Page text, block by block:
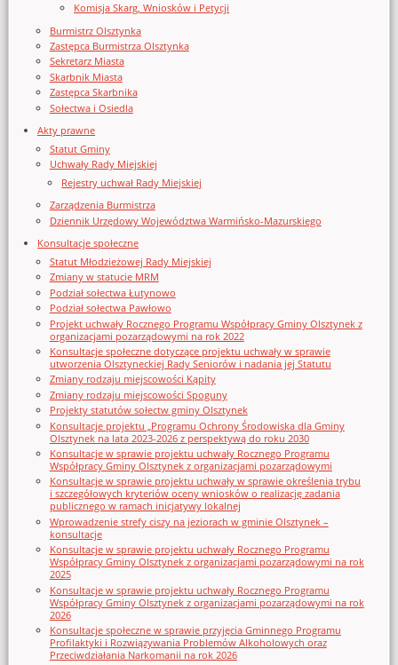
Komisja Skarg, Wniosków i Petycji
Burmistrz Olsztynka
Zastępca Burmistrza Olsztynka
Sekretarz Miasta
Skarbnik Miasta
Zastępca Skarbnika
Sołectwa i Osiedla
Akty prawne
Statut Gminy
Uchwały Rady Miejskiej
Rejestry uchwał Rady Miejskiej
Zarządzenia Burmistrza
Dziennik Urzędowy Województwa Warmińsko-Mazurskiego
Konsultacje społeczne
Statut Młodzieżowej Rady Miejskiej
Zmiany w statucie MRM
Podział sołectwa Łutynowo
Podział sołectwa Pawłowo
Projekt uchwały Rocznego Programu Współpracy Gminy Olsztynek z
organizacjami pozarządowymi na rok 2022
Konsultacje społeczne dotyczące projektu uchwały w sprawie
utworzenia Olsztyneckiej Rady Seniorów i nadania jej Statutu
Zmiany rodzaju miejscowości Kąpity
Zmiany rodzaju miejscowości Spoguny
Projekty statutów sołectw gminy Olsztynek
Konsultacje projektu „Programu Ochrony Środowiska dla Gminy
Olsztynek na lata 2023-2026 z perspektywą do roku 2030
Konsultacje w sprawie projektu uchwały Rocznego Programu
Współpracy Gminy Olsztynek z organizacjami pozarządowymi
Konsultacje w sprawie projektu uchwały w sprawie określenia trybu
i szczegółowych kryteriów oceny wniosków o realizację zadania
publicznego w ramach inicjatywy lokalnej
Wprowadzenie strefy ciszy na jeziorach w gminie Olsztynek –
konsultacje
Konsultacje w sprawie projektu uchwały Rocznego Programu
Współpracy Gminy Olsztynek z organizacjami pozarządowymi na rok
2025
Konsultacje w sprawie projektu uchwały Rocznego Programu
Współpracy Gminy Olsztynek z organizacjami pozarządowymi na rok
2026
Konsultacje społeczne w sprawie przyjęcia Gminnego Programu
Profilaktyki i Rozwiązywania Problemów Alkoholowych oraz
Przeciwdziałania Narkomanii na rok 2026